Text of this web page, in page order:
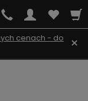
cenach - do
×